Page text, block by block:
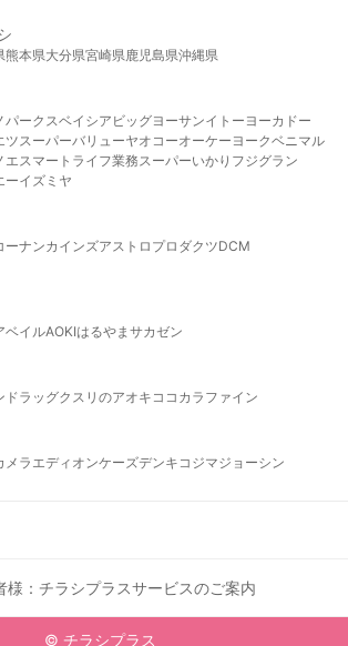
熊本県大分県宮崎県 鹿児島県沖縄県
パークスベイシア ビッグヨーサンイトーヨーカドー
ツ スーパーバリューヤオコーオーケー ヨークベニマル
エスマート ライフ業務スーパーいかり フジグラン
ーイズミヤ
ーナンカインズアストロプロダクツDCM
ベイルAOKIはるやま サカゼン
ドラッグクスリのアオキ ココカラファイン
メラエディオンケーズデンキ コジマジョーシン
様：チラシプラスサービスのご案内
© チラシプラス